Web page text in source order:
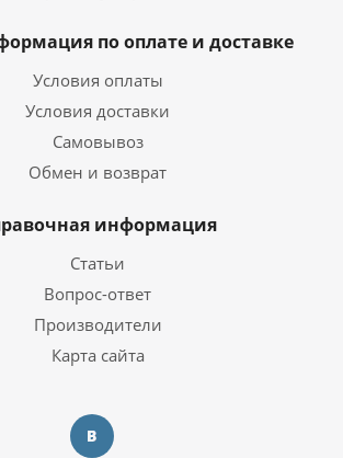
по оплате и доставке
Условия оплаты
Условия доставки
Самовывоз
Обмен и возврат
информация
Статьи
Вопрос-ответ
Производители
Карта сайта